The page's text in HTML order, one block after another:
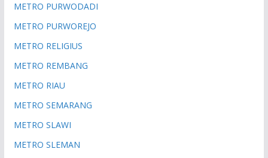
METRO PURWODADI
METRO PURWOREJO
METRO RELIGIUS
METRO REMBANG
METRO RIAU
METRO SEMARANG
METRO SLAWI
METRO SLEMAN